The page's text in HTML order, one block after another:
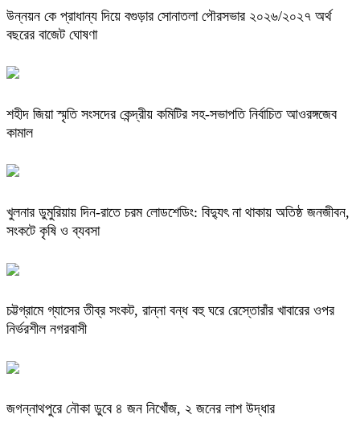
উন্নয়ন কে প্রাধান্য দিয়ে বগুড়ার সোনাতলা পৌরসভার ২০২৬/২০২৭ অর্থ
বছরের বাজেট ঘোষণা
শহীদ জিয়া স্মৃতি সংসদের কেন্দ্রীয় কমিটির সহ-সভাপতি নির্বাচিত আওরঙ্গজেব
কামাল
খুলনার ডুমুরিয়ায় দিন-রাতে চরম লোডশেডিং: বিদ্যুৎ না থাকায় অতিষ্ঠ জনজীবন,
সংকটে কৃষি ও ব্যবসা
চট্টগ্রামে গ্যাসের তীব্র সংকট, রান্না বন্ধ বহু ঘরে রেস্তোরাঁর খাবারের ওপর
নির্ভরশীল নগরবাসী
জগন্নাথপুরে নৌকা ডুবে ৪ জন নিখোঁজ, ২ জনের লাশ উদ্ধার